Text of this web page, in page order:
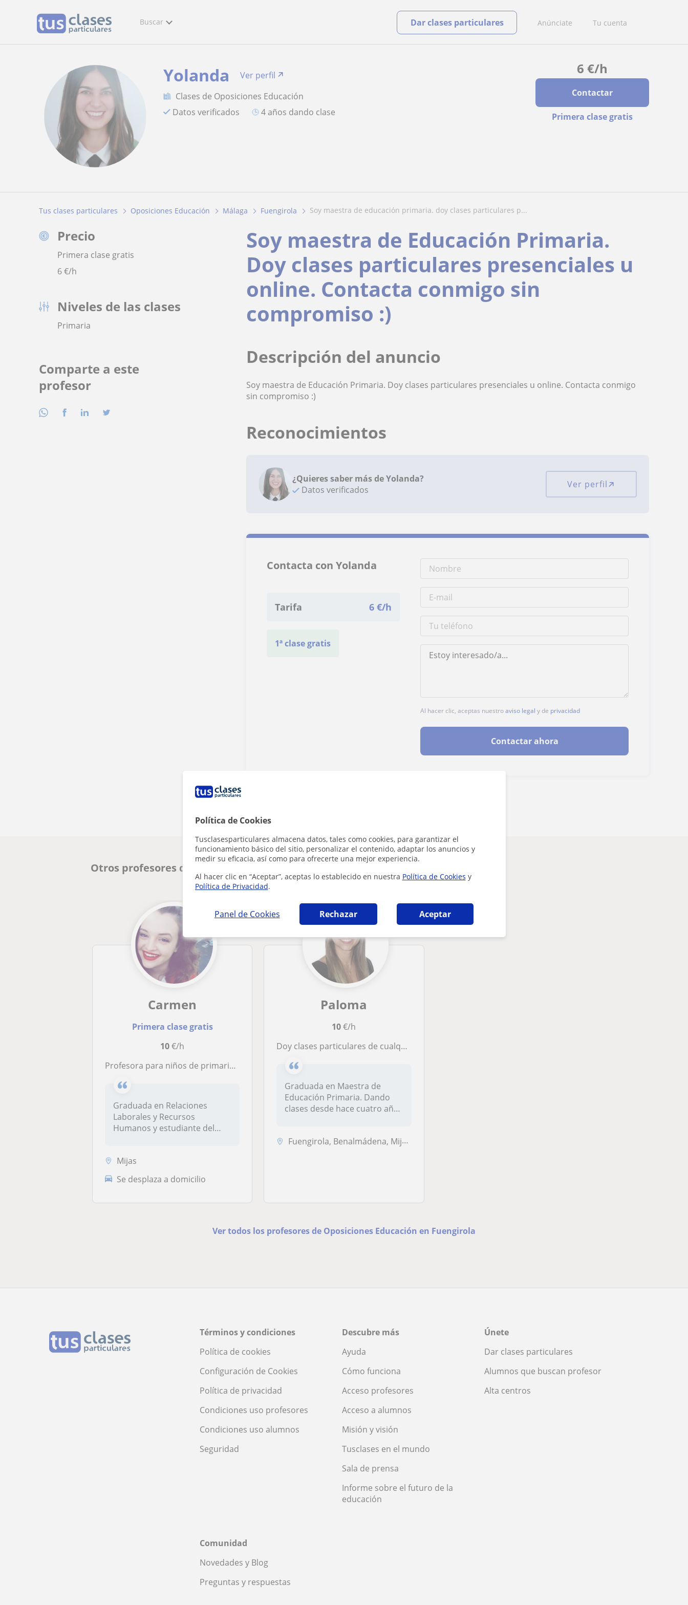
Política de Cookies
Tusclasesparticulares almacena datos, tales como cookies, para garantizar el
funcionamiento básico del sitio, personalizar el contenido, adaptar los anuncios y
medir su eficacia, así como para ofrecerte una mejor experiencia.
Al hacer clic en “Aceptar”, aceptas lo establecido en nuestra Política de Cookies y
Política de Privacidad.
Panel de Cookies Rechazar Aceptar
Buscar Anúnciate Tu cuenta
Dar clases particulares
6 €/h
Contactar
Primera clase gratis
Yolanda
Ver perfil
Clases de Oposiciones Educación
Datos verificados
4 años dando clase
Tus clases particulares Oposiciones Educación Málaga Fuengirola soy maestra de educación primaria. doy clases particulares p...
Precio
Primera clase gratis
6€/h
Niveles de las clases
Primaria
Comparte a este
profesor
Soy maestra de Educación Primaria.
Doy clases particulares presenciales u
online. Contacta conmigo sin
compromiso :)
Descripción del anuncio
Soy maestra de Educación Primaria. Doy clases particulares presenciales u online. Contacta conmigo
sin compromiso :)
Reconocimientos
¿Quieres saber más de Yolanda?
Datos verificados
Ver perfil
Contacta con Yolanda
Tarifa 6 €/h
1ª clase gratis
Al hacer clic, aceptas nuestroaviso legal y de privacidad
Contactar ahora
Otros profesores de Oposiciones Educación en Fuengirola que pueden interesarte
Carmen
Primera clase gratis
10€/h
Profesora para niños de primaria en la zona de Mijas, Fuengirola, Benalmádena y Torremolinois
Graduada en Relaciones
Laborales y Recursos
Humanos y estudiante del
Mijas
Se desplaza a domicilio
Paloma
10€/h
Doy clases particulares de cualquier asignatura en Fuengirola y alrededores. Presencial y Online
Graduada en Maestra de
Educación Primaria. Dando
clases desde hace cuatro años
Fuengirola, Benalmádena, Mijas, Coín, Torremolinos
Ver todos los profesores de Oposiciones Educación en Fuengirola
Términos y condiciones
Política de cookies
Configuración de Cookies
Política de privacidad
Condiciones uso profesores
Condiciones uso alumnos
Seguridad
Descubre más
Ayuda
Cómo funciona
Acceso profesores
Acceso a alumnos
Misión y visión
Tusclases en el mundo
Sala de prensa
Informe sobre el futuro de la
educación
Únete
Dar clases particulares
Alumnos que buscan profesor
Alta centros
Comunidad
Novedades y Blog
Preguntas y respuestas